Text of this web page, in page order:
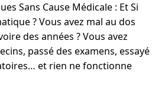
Sans Cause Médicale : Et Si
? Vous avez mal au dos
des années ? Vous avez
passé des examens, essayé
et rien ne fonctionne